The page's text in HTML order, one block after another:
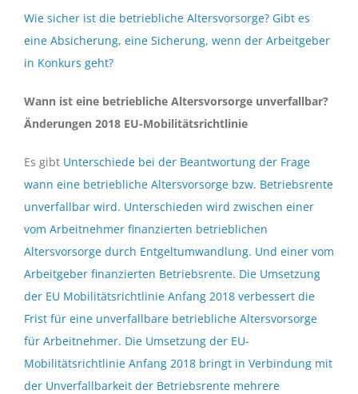
Wie sicher ist die betriebliche Altersvorsorge? Gibt es
eine Absicherung, eine Sicherung, wenn der Arbeitgeber
in Konkurs geht?
Wann ist eine betriebliche Altersvorsorge unverfallbar?
Änderungen 2018 EU-Mobilitätsrichtlinie
Es gibt Unterschiede bei der Beantwortung der Frage
wann eine betriebliche Altersvorsorge bzw. Betriebsrente
unverfallbar wird. Unterschieden wird zwischen einer
vom Arbeitnehmer finanzierten betrieblichen
Altersvorsorge durch Entgeltumwandlung. Und einer vom
Arbeitgeber finanzierten Betriebsrente. Die Umsetzung
der EU Mobilitätsrichtlinie Anfang 2018 verbessert die
Frist für eine unverfallbare betriebliche Altersvorsorge
für Arbeitnehmer. Die Umsetzung der EU-
Mobilitätsrichtlinie Anfang 2018 bringt in Verbindung mit
der Unverfallbarkeit der Betriebsrente mehrere